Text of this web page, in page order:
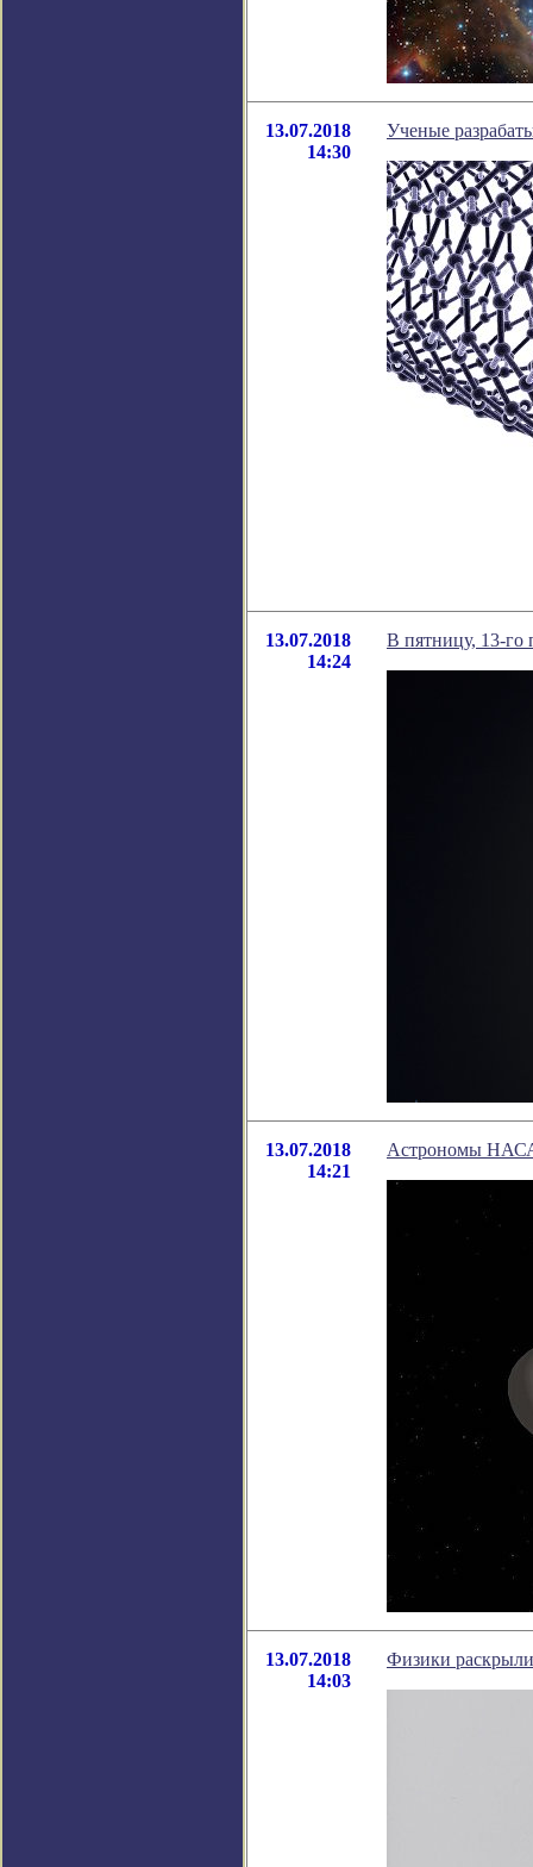
13.07.2018
14:30
Ученые
13.07.2018
14:24
В пятницу, 13-го
13.07.2018
14:21
Астрономы НАСА
13.07.2018
14:03
Физики раскрыли